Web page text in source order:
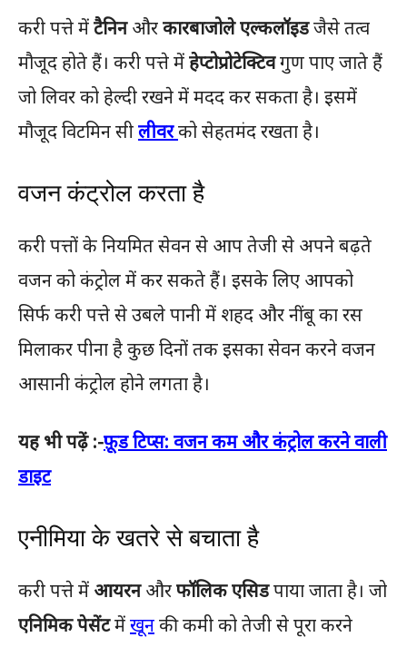
करी पत्ते मेंटैनिनऔरकारबाजोले एल्कलॉइडजैसे तत्व
मौजूद होते हैं। करी पत्ते मेंहेप्टोप्रोटेक्टिवगुण पाए जाते हैं
जो लिवर को हेल्दी रखने में मदद कर सकता है। इसमें
मौजूद विटमिन सीलीवरको सेहतमंद रखता है।
वजन कंट्रोल करता है
करी पत्तों के नियमित सेवन से आप तेजी से अपने बढ़ते
वजन को कंट्रोल में कर सकते हैं। इसके लिए आपको
सिर्फ करी पत्ते से उबले पानी में शहद और नींबू का रस
मिलाकर पीना है कुछ दिनों तक इसका सेवन करने वजन
आसानी कंट्रोल होने लगता है।
यह भी पढ़ें :-फ़ूड टिप्स: वजन कम और कंट्रोल करने वाली
डाइट
एनीमिया के खतरे से बचाता है
करी पत्ते में आयरनऔरफॉलिक एसिडपाया जाता है। जो
एनिमिक पेसेंटमेंखूनकी कमी को तेजी से पूरा करने